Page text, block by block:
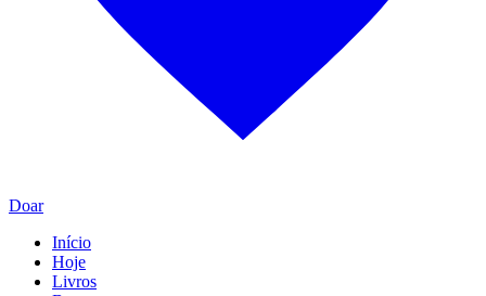
Doar
Início
Hoje
Livros